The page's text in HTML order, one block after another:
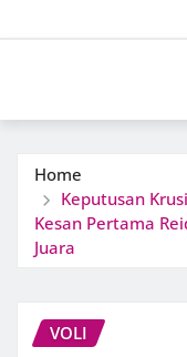
Home
Keputusan
Kesan Pertama
Juara
VOLI